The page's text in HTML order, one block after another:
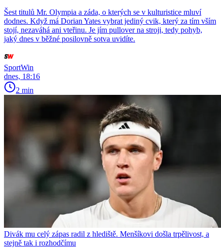
Šest titulů Mr. Olympia a záda, o kterých se v kulturistice mluví
dodnes. Když má Dorian Yates vybrat jediný cvik, který za tím vším
stojí, nezaváhá ani vteřinu. Je jím pullover na stroji, tedy pohyb,
jaký dnes v běžné posilovně sotva uvidíte.
SportWin
dnes, 18:16
2 min
Divák mu celý zápas radil z hlediště. Menšíkovi došla trpělivost, a
stejně tak i rozhodčímu